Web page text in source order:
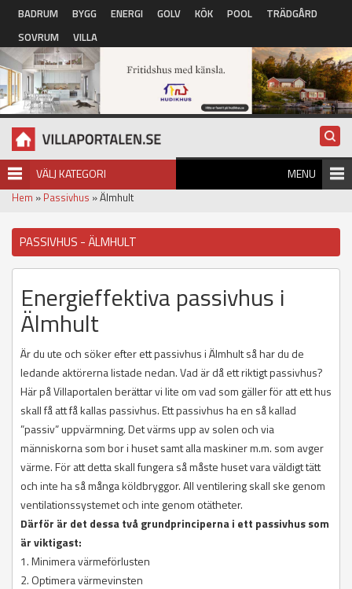
Hoppa till huvudinnehåll
BADRUM BYGG ENERGI GOLV KÖK POOL
TRÄDGÅRD
SOVRUM
VILLA
VÄLJ KATEGORI MENU
Hem » Passivhus » Älmhult
PASSIVHUS - ÄLMHULT
Energieffektiva passivhus i
Älmhult
Är du ute och söker efter ett passivhus i Älmhult så har du de
ledande aktörerna listade nedan. Vad är då ett riktigt passivhus?
Här på Villaportalen berättar vi lite om vad som gäller för att ett hus
skall få att få kallas passivhus. Ett passivhus ha en så kallad
”passiv” uppvärmning. Det värms upp av solen och via
människorna som bor i huset samt alla maskiner m.m. som avger
värme. För att detta skall fungera så måste huset vara väldigt tätt
och inte ha så många köldbryggor. All ventilering skall ske genom
ventilationssystemet och inte genom otätheter.
Därför är det dessa två grundprinciperna i ett passivhus som
är viktigast:
1. Minimera värmeförlusten
2. Optimera värmevinsten